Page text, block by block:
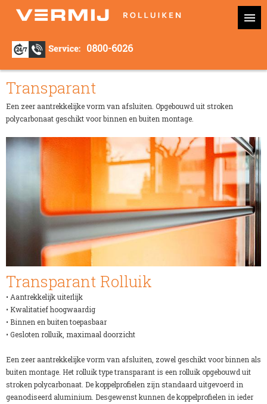
0800-6026
Transparant
Een zeer aantrekkelijke vorm van afsluiten. Opgebouwd uit stroken
polycarbonaat geschikt voor binnen en buiten montage.
Transparant Rolluik
• Aantrekkelijk uiterlijk
• Kwalitatief hoogwaardig
• Binnen en buiten toepasbaar
• Gesloten rolluik, maximaal doorzicht
Een zeer aantrekkelijke vorm van afsluiten, zowel geschikt voor binnen als
buiten montage. Het rolluik type transparant is een rolluik opgebouwd uit
stroken polycarbonaat. De koppelprofielen zijn standaard uitgevoerd in
geanodiseerd aluminium. Desgewenst kunnen de koppelprofielen in ieder